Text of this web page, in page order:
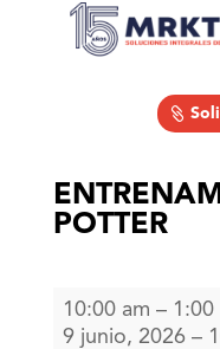
POTTER
ENTRENAMIENTO
TÉCNICO
10:00 am – 1:00
9 junio, 2026 –